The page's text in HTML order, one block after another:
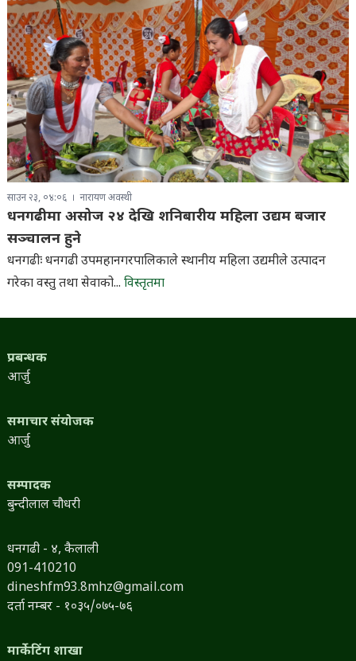
साउन २३, ०४:०६ नारायण अवस्थी
धनगढीमा असोज २४ देखि शनिबारीय महिला उद्यम बजार
सञ्चालन हुने
धनगढीः धनगढी उपमहानगरपालिकाले स्थानीय महिला उद्यमीले उत्पादन
गरेका वस्तु तथा सेवाको... विस्तृतमा
प्रबन्धक
आर्जु
समाचार संयोजक
आर्जु
सम्पादक
बुन्दीलाल चौधरी
धनगढी - ४, कैलाली
091-410210
dineshfm93.8mhz@gmail.com
दर्ता नम्बर - १०३५/०७५-७६
मार्केटिंग शाखा